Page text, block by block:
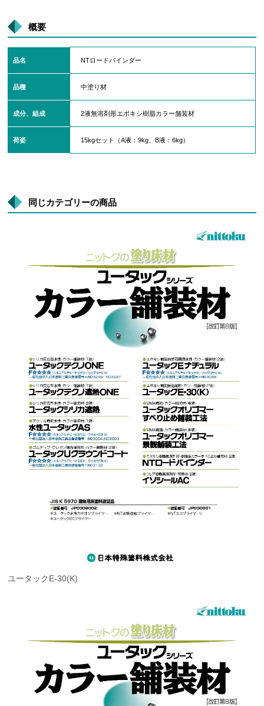
概要
品名 NTロードバインダー
品種 中塗り材
成分、組成 2液無溶剤形エポキシ樹脂カラー舗装材
荷姿 15kgセット（A液：9kg、B液：6kg）
同じカテゴリーの商品
ユータックE-30(K)